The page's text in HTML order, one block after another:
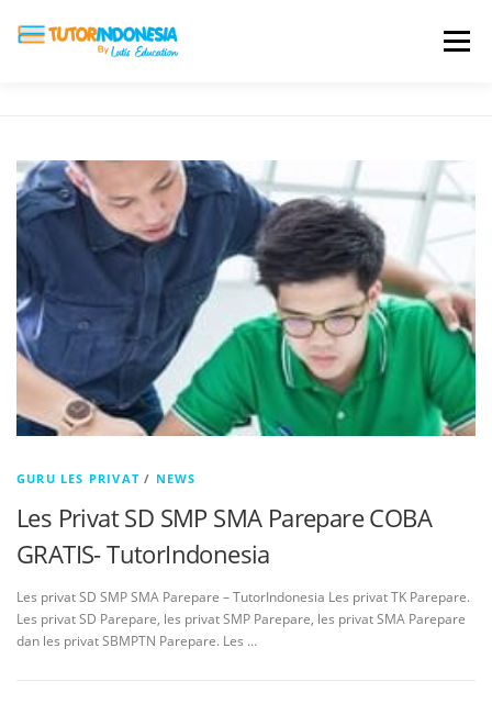
Menu
BIAYA LES TESTIMONI PROFIL ALUMNI
BLOG DAFTAR SEKOLAH
GURU LES PRIVAT / NEWS
Les Privat SD SMP SMA Parepare COBA
GRATIS- TutorIndonesia
Les privat SD SMP SMA Parepare – TutorIndonesia Les privat TK Parepare.
Les privat SD Parepare, les privat SMP Parepare, les privat SMA Parepare
dan les privat SBMPTN Parepare. Les …